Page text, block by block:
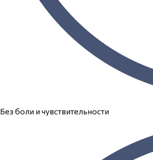
Без боли и чувствительности